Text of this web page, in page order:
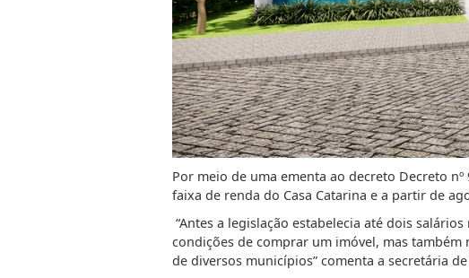
Por meio de uma ementa ao decreto Decreto
faixa de renda do Casa Catarina e a partir de
“Antes a legislação estabelecia até dois
condições de comprar um imóvel, mas
de diversos municípios” comenta a secretária